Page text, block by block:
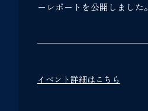
ーレポートを公開しました。
イベント詳細はこちら